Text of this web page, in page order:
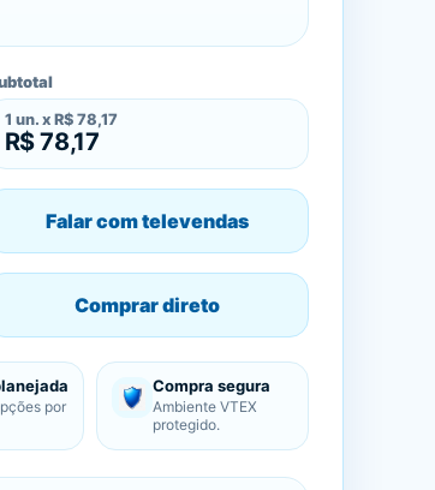
1 un. x R$ 78,17
R$ 78,17
Falar com televendas
Comprar direto
por
Compra segura
Ambiente VTEX
protegido.